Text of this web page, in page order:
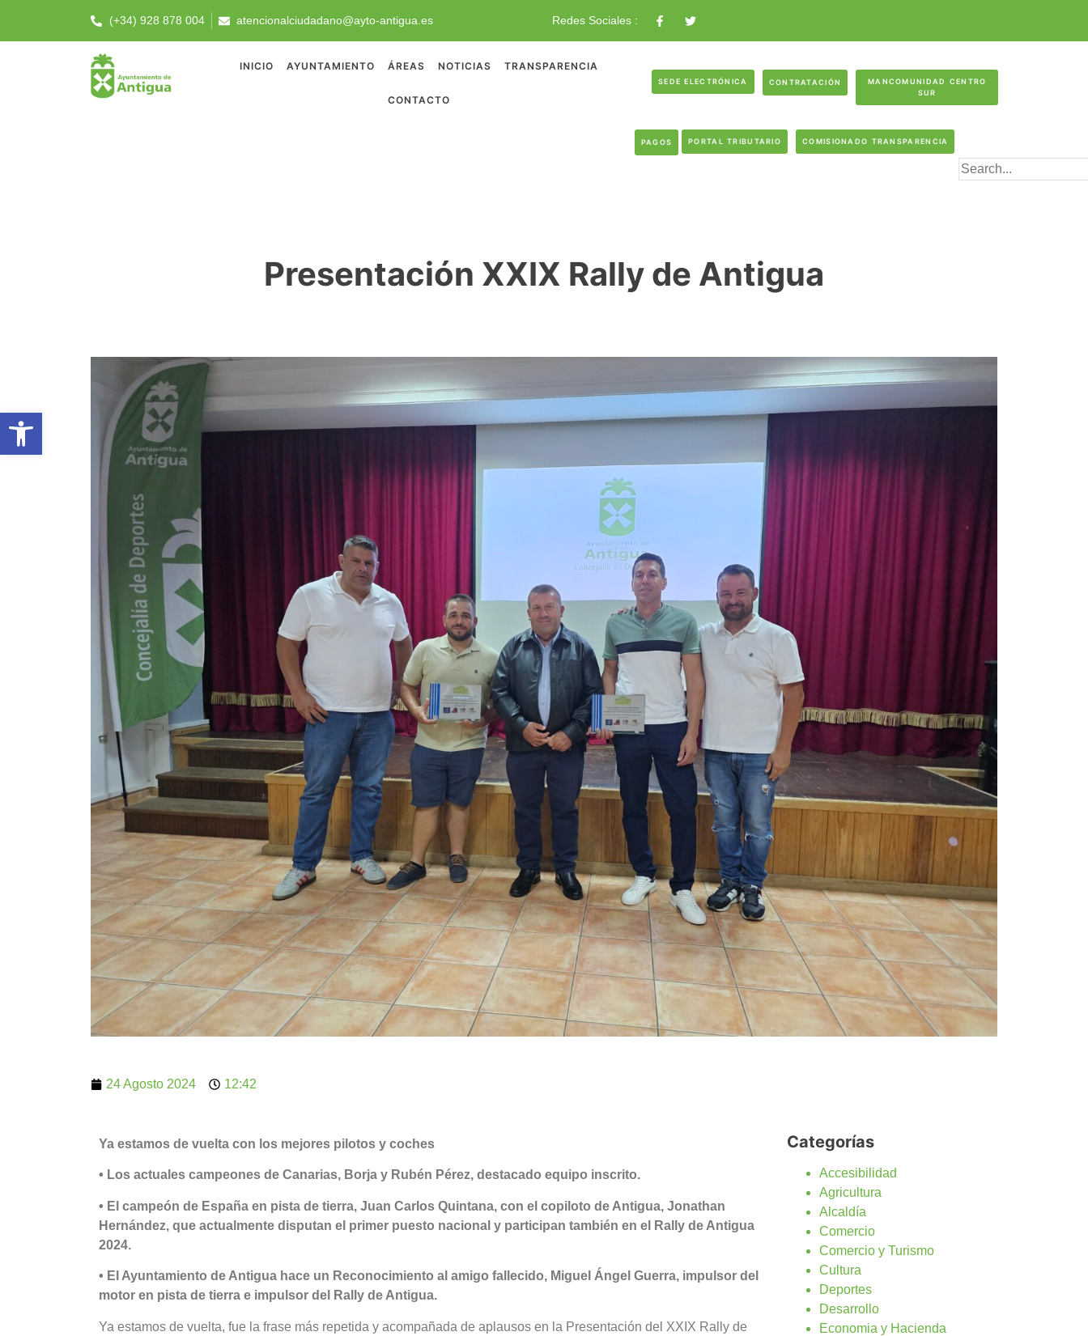
(+34) 928 878 004 atencionalciudadano@ayto-antigua.es Redes Sociales :
INICIO AYUNTAMIENTO ÁREAS NOTICIAS TRANSPARENCIA
CONTACTO
SEDE ELECTRÓNICA CONTRATACIÓN
MANCOMUNIDAD CENTRO
SUR
PAGOS PORTAL TRIBUTARIO COMISIONADO TRANSPARENCIA
Presentación XXIX Rally de Antigua
24 Agosto 2024 12:42
Ya estamos de vuelta con los mejores pilotos y coches
• Los actuales campeones de Canarias, Borja y Rubén Pérez, destacado equipo inscrito.
• El campeón de España en pista de tierra, Juan Carlos Quintana, con el copiloto de Antigua, Jonathan
Hernández, que actualmente disputan el primer puesto nacional y participan también en el Rally de Antigua
2024.
• El Ayuntamiento de Antigua hace un Reconocimiento al amigo fallecido, Miguel Ángel Guerra, impulsor del
motor en pista de tierra e impulsor del Rally de Antigua.
Ya estamos de vuelta, fue la frase más repetida y acompañada de aplausos en la Presentación del XXIX Rally de
Categorías
Accesibilidad
Agricultura
Alcaldía
Comercio
Comercio y Turismo
Cultura
Deportes
Desarrollo
Economia y Hacienda
Abrir barra de herramientas